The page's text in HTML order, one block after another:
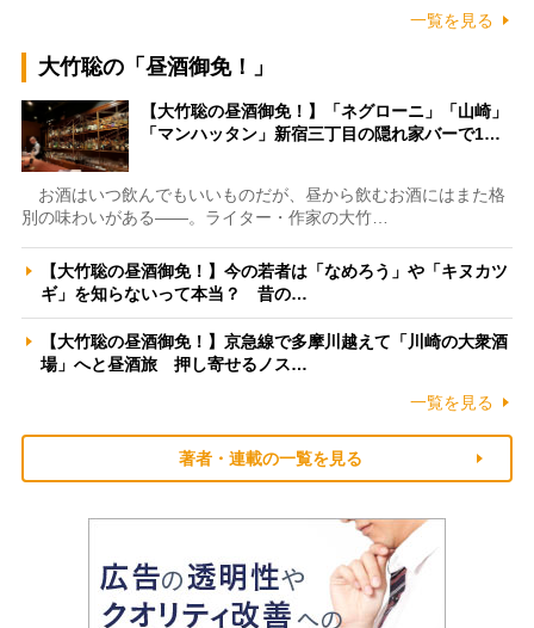
一覧を見る
大竹聡の「昼酒御免！」
【大竹聡の昼酒御免！】「ネグローニ」「山崎」
「マンハッタン」新宿三丁目の隠れ家バーで1…
お酒はいつ飲んでもいいものだが、昼から飲むお酒にはまた格
別の味わいがある――。ライター・作家の大竹…
【大竹聡の昼酒御免！】今の若者は「なめろう」や「キヌカツ
ギ」を知らないって本当？ 昔の…
【大竹聡の昼酒御免！】京急線で多摩川越えて「川崎の大衆酒
場」へと昼酒旅 押し寄せるノス…
一覧を見る
著者・連載の一覧を見る